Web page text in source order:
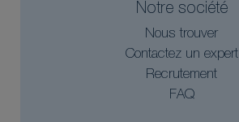
Notre société
Nous trouver
Contactez un expert
Recrutement
FAQ